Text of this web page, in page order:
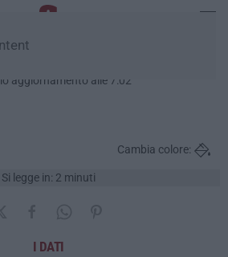
aggiornamento alle 7:02
Si legge in: 2 minuti
Cambia colore:
I DATI